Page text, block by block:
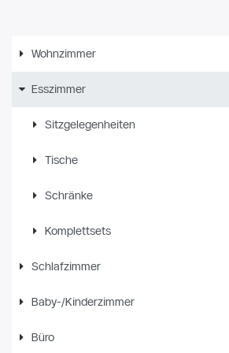
MDF
Wildeiche
Fichte
Ulme
Akazie
Wohnzimmer
Esszimmer
Sitzgelegenheiten
Tische
Schränke
Komplettsets
Schlafzimmer
Baby-/Kinderzimmer
Büro